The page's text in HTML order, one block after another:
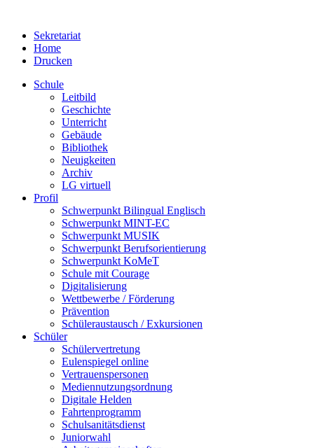
Sekretariat
Home
Drucken
Schule
Leitbild
Geschichte
Unterricht
Gebäude
Bibliothek
Neuigkeiten
Archiv
LG virtuell
Profil
Schwerpunkt Bilingual Englisch
Schwerpunkt MINT-EC
Schwerpunkt MUSIK
Schwerpunkt Berufsorientierung
Schwerpunkt KoMeT
Schule mit Courage
Digitalisierung
Wettbewerbe / Förderung
Prävention
Schüleraustausch / Exkursionen
Schüler
Schülervertretung
Eulenspiegel online
Vertrauenspersonen
Mediennutzungsordnung
Digitale Helden
Fahrtenprogramm
Schulsanitätsdienst
Juniorwahl